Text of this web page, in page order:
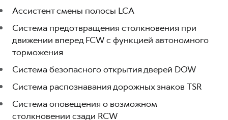
Ассистент смены полосы LCA
Система предотвращения столкновения при
движении вперед FCW с функцией автономного
торможения
Система безопасного открытия дверей DOW
Система распознавания дорожных знаков TSR
Система оповещения о возможном
столкновении сзади RCW